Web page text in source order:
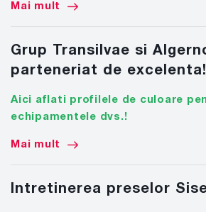
Mai mult
Grup Transilvae si
parteneriat de excelenta!
Aici aflati profilele de culoare
echipamentele dvs.!
Mai mult
Intretinerea preselor